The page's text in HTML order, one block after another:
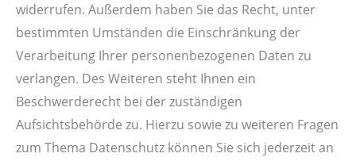
widerrufen. Außerdem haben Sie das Recht, unter
bestimmten Umständen die Einschränkung der
Verarbeitung Ihrer personenbezogenen Daten zu
verlangen. Des Weiteren steht Ihnen ein
Beschwerderecht bei der zuständigen
Aufsichtsbehörde zu. Hierzu sowie zu weiteren Fragen
zum Thema Datenschutz können Sie sich jederzeit an